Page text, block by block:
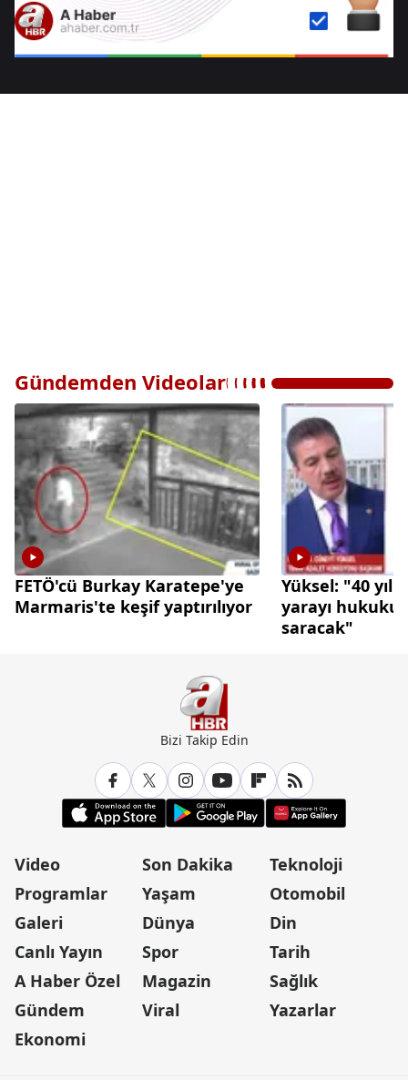
Gündemden Videolar
FETÖ'cü Burkay Karatepe'ye
Marmaris'te keşif yaptırılıyor
Yüksel: "40
yarayı
saracak"
Bizi Takip Edin
Video
Programlar
Galeri
Canlı Yayın
A Haber Özel
Gündem
Ekonomi
Son Dakika
Yaşam
Dünya
Spor
Magazin
Viral
Teknoloji
Otomobil
Din
Tarih
Sağlık
Yazarlar